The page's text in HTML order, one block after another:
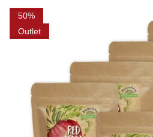
50
Outlet
Produktbilder Maca Pulver Röd